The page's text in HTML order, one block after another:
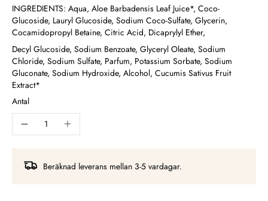
INGREDIENTS: Aqua, Aloe Barbadensis Leaf Juice*, Coco-
Glucoside, Lauryl Glucoside, Sodium Coco-Sulfate, Glycerin,
Cocamidopropyl Betaine, Citric Acid, Dicaprylyl Ether,
Decyl Glucoside, Sodium Benzoate, Glyceryl Oleate, Sodium
Chloride, Sodium Sulfate, Parfum, Potassium Sorbate, Sodium
Gluconate, Sodium Hydroxide, Alcohol, Cucumis Sativus Fruit
Extract*
Antal
Beräknad leverans mellan 3-5 vardagar.